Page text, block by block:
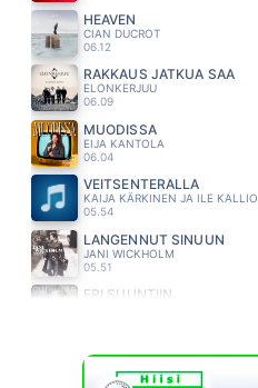
HEAVEN
CIAN DUCROT
06.12
RAKKAUS JATKUA SAA
ELONKERJUU
06.09
MUODISSA
EIJA KANTOLA
06.04
VEITSENTERÄLLÄ
KAIJA KÄRKINEN JA ILE KALLIO
05.54
LANGENNUT SINUUN
JANI WICKHOLM
05.51
ERI SUUNTIIN
KUUMAA